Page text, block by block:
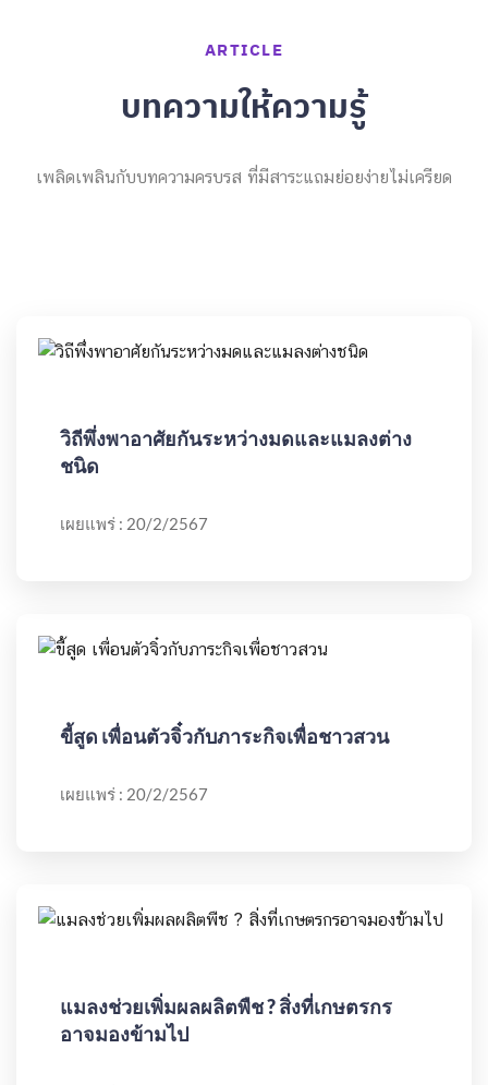
ARTICLE
บทความให้ความรู้
เพลิดเพลินกับบทความครบรส ที่มีสาระแถมย่อยง่ายไม่เครียด
วิถีพึ่งพาอาศัยกันระหว่างมดและแมลงต่าง
ชนิด
เผยแพร่ : 20/2/2567
ขี้สูด เพื่อนตัวจิ๋วกับภาระกิจเพื่อชาวสวน
เผยแพร่ : 20/2/2567
แมลงช่วยเพิ่มผลผลิตพืช ? สิ่งที่เกษตรกร
อาจมองข้ามไป